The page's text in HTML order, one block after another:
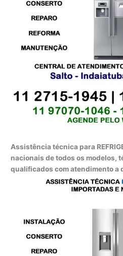
Assistência técnica para
nacionais de todos os modelos,
qualificados com atendimento a